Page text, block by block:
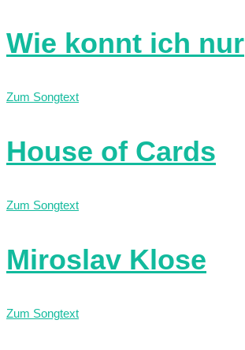
Wie konnt ich nur
Zum Songtext
House of Cards
Zum Songtext
Miroslav Klose
Zum Songtext